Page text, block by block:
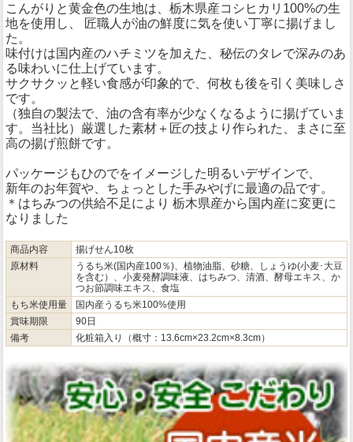
こんがりと黄金色の生地は、栃木県産コシヒカリ100%の生
地を使用し、 匠職人が油の鮮度に気を使い丁寧に揚げまし
た。
味付けは国内産のハチミツを加えた、秘伝のタレで深みのあ
る味わいに仕上げています。
サクサクッと軽い食感が印象的で、何枚も後を引く美味しさ
です。
（独自の製法で、油の含有率が少なくなるように揚げていま
す。当社比）厳選した素材＋匠の技より作られた、まさに至
高の揚げ煎餅です。
パッケージもひのでをイメージした明るいデザインで、
新年のお年賀や、ちょっとした手みやげに最適の品です。
＊はちみつの供給不足により 栃木県産から国内産に変更に
なりました
商品内容
揚げせん10枚
原材料
うるち米(国内産100％)、植物油脂、砂糖、しょうゆ(小麦･大豆
を含む）、小麦発酵調味液、はちみつ、清酒、酵母エキス、か
つお節調味エキス、食塩
もち米使用量
国内産うるち米100%使用
賞味期限
90日
備考
化粧箱入り（概寸：13.6cm×23.2cm×8.3cm）